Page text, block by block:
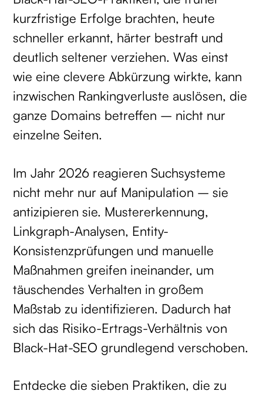
kurzfristige Erfolge brachten, heute
schneller erkannt, härter bestraft und
deutlich seltener verziehen. Was einst
wie eine clevere Abkürzung wirkte, kann
inzwischen Rankingverluste auslösen, die
ganze Domains betreffen – nicht nur
einzelne Seiten.
Im Jahr 2026 reagieren Suchsysteme
nicht mehr nur auf Manipulation – sie
antizipieren sie. Mustererkennung,
Linkgraph-Analysen, Entity-
Konsistenzprüfungen und manuelle
Maßnahmen greifen ineinander, um
täuschendes Verhalten in großem
Maßstab zu identifizieren. Dadurch hat
sich das Risiko-Ertrags-Verhältnis von
Black-Hat-SEO grundlegend verschoben.
Entdecke die sieben Praktiken, die zu